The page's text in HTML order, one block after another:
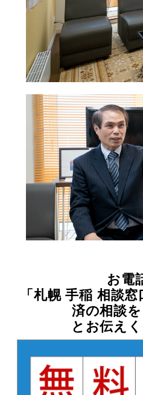
お電
「札幌 手稲 相談
済の相談を
とお伝えく